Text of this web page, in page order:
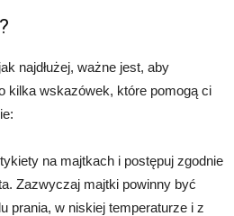
najdłużej, ważne jest, aby
kilka wskazówek, które pomogą ci
na majtkach i postępuj zgodnie
Zazwyczaj majtki powinny być
prania, w niskiej temperaturze i z